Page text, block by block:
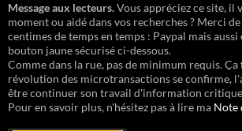
Message aux lecteurs.Vous appréciez ce site, il
moment ou aidé dans vos recherches ? Merci
centimes de temps en temps : Paypal mais aussi
bouton jaune sécurisé ci-dessous.
Comme dans la rue, pas de minimum requis.
révolution des microtransactions se confirme,
être continuer son travail d'information
Pour en savoir plus, n'hésitez pas à lire ma Note